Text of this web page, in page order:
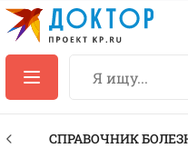
СПРАВОЧНИК